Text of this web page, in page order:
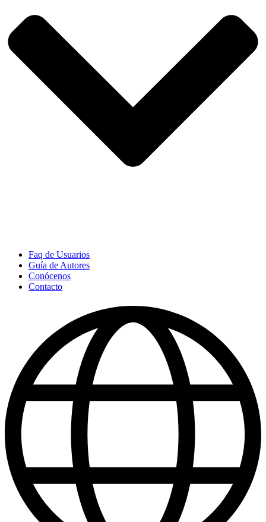
Faq de Usuarios
Guía de Autores
Conócenos
Contacto